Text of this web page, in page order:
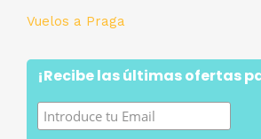
Vuelos a Praga
¡Recibe las últimas ofertas